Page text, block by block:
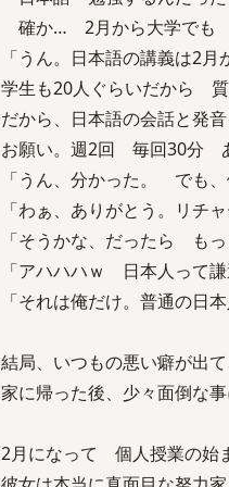
確か… 2月から大学でも
「うん。日本語の講義は2
学生も20人ぐらいだから
だから、日本語の会話と発
お願い。週2回 毎回30分
「うん、分かった。 でも
「わぁ、ありがとう。リ
「そうかな、だったら も
「アハハハｗ 日本人って
「それは俺だけ。普通の日
結局、いつもの悪い癖が出
家に帰った後、少々面倒な
2月になって 個人授業の始